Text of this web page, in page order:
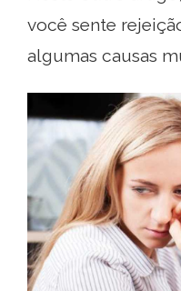
você sente
algumas causas